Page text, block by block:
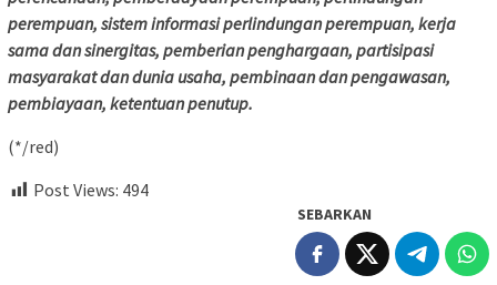
perempuan, sistem informasi perlindungan perempuan, kerja
sama dan sinergitas, pemberian penghargaan, partisipasi
masyarakat dan dunia usaha, pembinaan dan pengawasan,
pembiayaan, ketentuan penutup.
(*/red)
Post Views: 494
SEBARKAN